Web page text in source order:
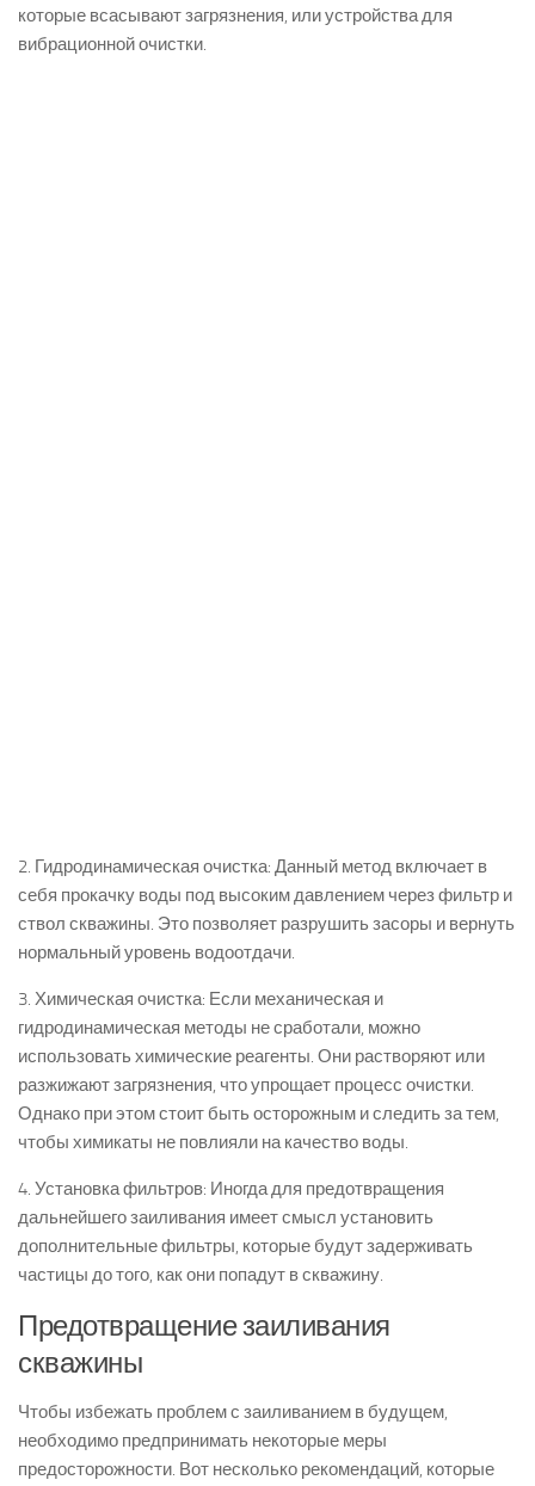
которые всасывают загрязнения, или устройства для
вибрационной очистки.
2. Гидродинамическая очистка: Данный метод включает в
себя прокачку воды под высоким давлением через фильтр и
ствол скважины. Это позволяет разрушить засоры и вернуть
нормальный уровень водоотдачи.
3. Химическая очистка: Если механическая и
гидродинамическая методы не сработали, можно
использовать химические реагенты. Они растворяют или
разжижают загрязнения, что упрощает процесс очистки.
Однако при этом стоит быть осторожным и следить за тем,
чтобы химикаты не повлияли на качество воды.
4. Установка фильтров: Иногда для предотвращения
дальнейшего заиливания имеет смысл установить
дополнительные фильтры, которые будут задерживать
частицы до того, как они попадут в скважину.
Предотвращение заиливания
скважины
Чтобы избежать проблем с заиливанием в будущем,
необходимо предпринимать некоторые меры
предосторожности. Вот несколько рекомендаций, которые